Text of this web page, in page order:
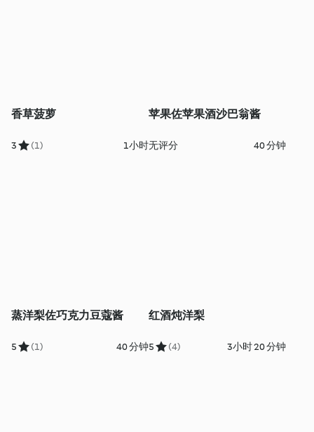
香草菠萝
3 (1) 1小时
苹果佐苹果酒沙巴翁酱
无评分 40 分钟
蒸洋梨佐巧克力豆蔻酱
5 (1) 40 分钟
红酒炖洋梨
5 (4) 3小时 20 分钟